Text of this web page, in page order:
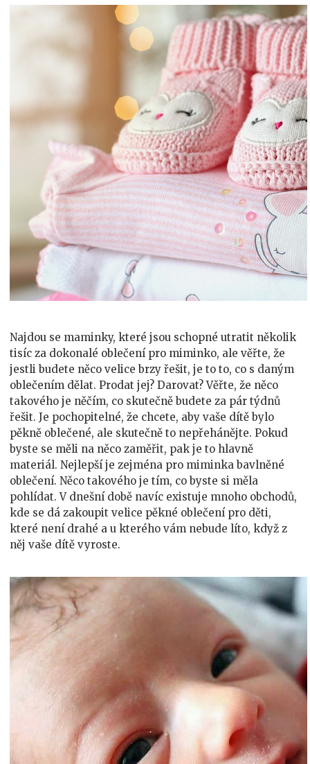
Najdou se maminky, které jsou schopné utratit několik
tisíc za dokonalé oblečení pro miminko, ale věřte, že
jestli budete něco velice brzy řešit, je to to, co s daným
oblečením dělat. Prodat jej? Darovat? Věřte, že něco
takového je něčím, co skutečně budete za pár týdnů
řešit. Je pochopitelné, že chcete, aby vaše dítě bylo
pěkně oblečené, ale skutečně to nepřehánějte. Pokud
byste se měli na něco zaměřit, pak je to hlavně
materiál. Nejlepší je zejména pro miminka bavlněné
oblečení. Něco takového je tím, co byste si měla
pohlídat. V dnešní době navíc existuje mnoho obchodů,
kde se dá zakoupit velice pěkné oblečení pro děti,
které není drahé a u kterého vám nebude líto, když z
něj vaše dítě vyroste.